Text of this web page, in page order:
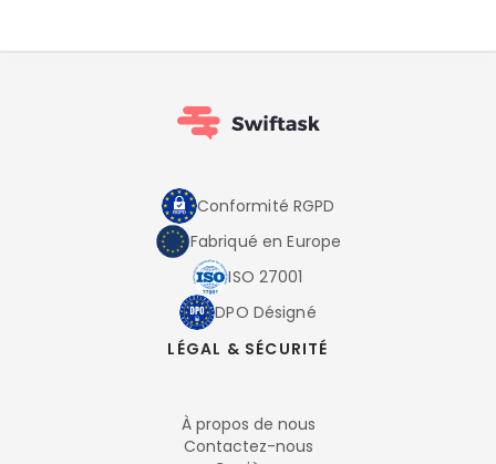
Conformité RGPD
Fabriqué en Europe
ISO 27001
DPO Désigné
LÉGAL & SÉCURITÉ
À propos de nous
Contactez-nous